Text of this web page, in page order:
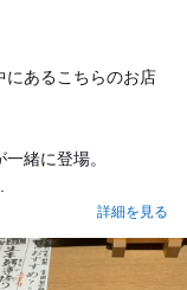
にあるこちらのお店
緒に登場。
詳細を見る